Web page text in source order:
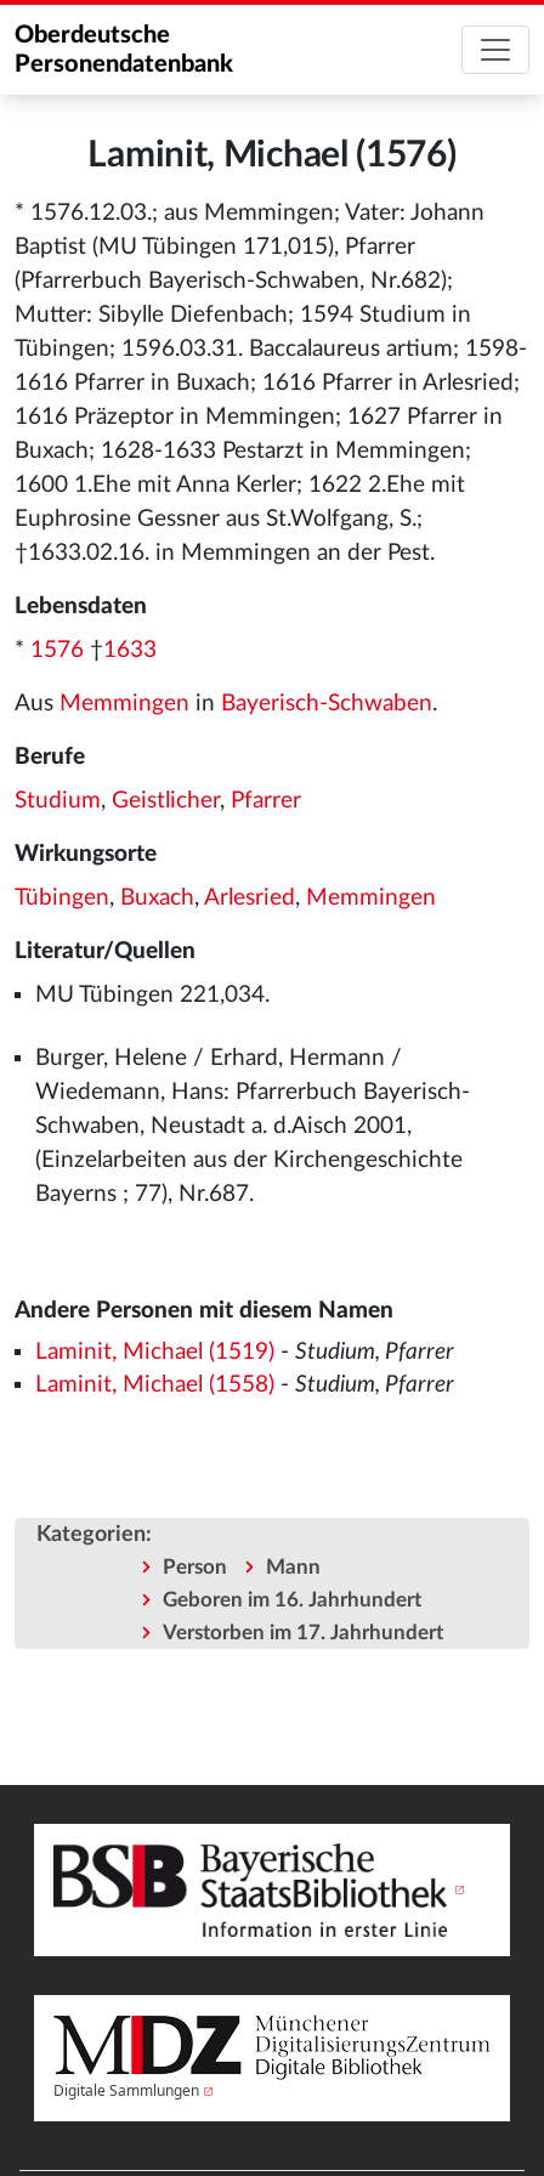
Oberdeutsche
Personendatenbank
Laminit, Michael (1576)
* 1576.12.03.; aus Memmingen; Vater: Johann
Baptist (MU Tübingen 171,015), Pfarrer
(Pfarrerbuch Bayerisch-Schwaben, Nr.682);
Mutter: Sibylle Diefenbach; 1594 Studium in
Tübingen; 1596.03.31. Baccalaureus artium; 1598-
1616 Pfarrer in Buxach; 1616 Pfarrer in Arlesried;
1616 Präzeptor in Memmingen; 1627 Pfarrer in
Buxach; 1628-1633 Pestarzt in Memmingen;
1600 1.Ehe mit Anna Kerler; 1622 2.Ehe mit
Euphrosine Gessner aus St.Wolfgang, S.;
†1633.02.16. in Memmingen an der Pest.
Lebensdaten
* 1576 †1633
Aus Memmingen in Bayerisch-Schwaben.
Berufe
Studium, Geistlicher, Pfarrer
Wirkungsorte
Tübingen, Buxach, Arlesried , Memmingen
Literatur/Quellen
MU Tübingen 221,034.
Burger, Helene / Erhard, Hermann /
Wiedemann, Hans: Pfarrerbuch Bayerisch-
Schwaben, Neustadt a. d.Aisch 2001,
(Einzelarbeiten aus der Kirchengeschichte
Bayerns ; 77), Nr.687.
Andere Personen mit diesem Namen
Laminit, Michael (1519)- Studium, Pfarrer
Laminit, Michael (1558)- Studium, Pfarrer
Kategorien:
Person
Mann
Geboren im 16. Jahrhundert
Verstorben im 17. Jahrhundert
Digitale Sammlungen